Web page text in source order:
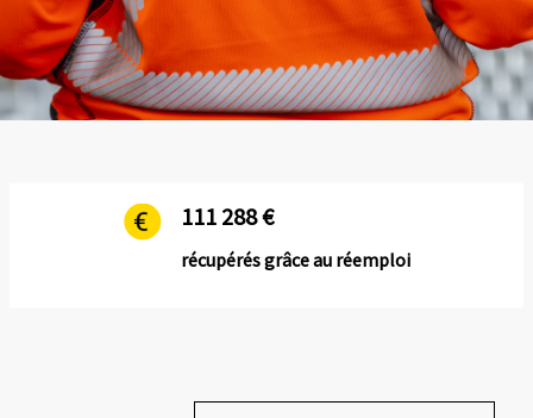
111 288 €
récupérés grâce au réemploi